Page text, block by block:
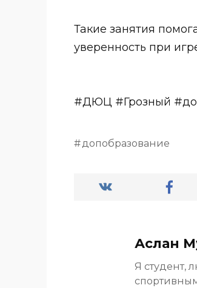
Такие занятия
уверенность при
#ДЮЦ #Грозный
допобразование
Аслан
Я студент,